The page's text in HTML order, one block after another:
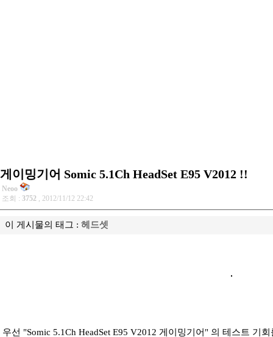
게이밍기어 Somic 5.1Ch HeadSet E95 V2012 !!
Neoo
조회 : 3752 , 2012/11/12 22:42
이 게시물의 태그 : 헤드셋
우선 "Somic 5.1Ch HeadSet E95 V2012 게이밍기어" 의 테스트 기